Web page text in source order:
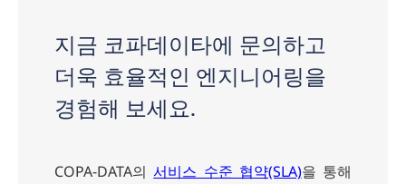
지금 코파데이타에 문의하고
더욱 효율적인 엔지니어링을
경험해 보세요.
COPA-DATA의서비스 수준 협약(SLA)을 통해